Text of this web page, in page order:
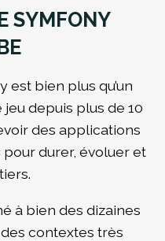
SYMFONY
est bien plus qu’un
jeu depuis plus de 10
des applications
durer, évoluer et
à bien des dizaines
contextes très